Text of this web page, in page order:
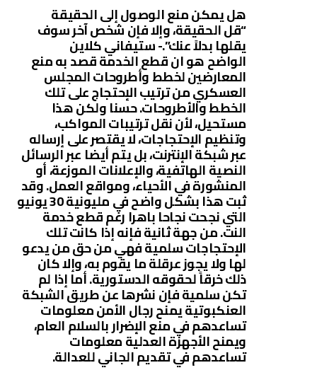
هل يمكن منع الوصول إلى الحقيقة
“قل الحقيقة، وإلا فإن شخص آخر سوف
يقلها بدلاً عنك”.- ستيفاني كلاين
الواضح هو ان قطع الخدمة قصد به منع
المعارضين لخطط وأطروحات المجلس
العسكري من ترتيب الإحتجاج على تلك
الخطط والأطروحات. حسنا ولكن هذا
مستحيل، لأن نقل ترتيبات المواكب،
وتنظيم الإحتجاجات، لا يقتصر على إرساله
عبر شبكة الإنترنت، بل يتم أيضا عبر الرسائل
النصية الهاتفية، والإعلانات الموزعة، أو
المنشورة في الأحياء، ومواقع العمل. وقد
ثبت هذا بشكل واضح في مليونية 30 يونيو
التي نجحت نجاحا باهرا رغم قطع خدمة
النت. من جهة ثانية فإنه إذا كانت تلك
الإحتجاجات سلمية فهي من حق من يدعو
لها ولا يجوز عرقلة ما يقوم به، وإلا كان
ذلك خرقاً لحقوقه الدستورية. أما إذا لم
تكن سلمية فإن نشرها عن طريق الشبكة
العنكبوتية يمنح رجال الأمن معلومات
تساعدهم في منع الإضرار بالسلام العام،
ويمنح الأجهزة العدلية معلومات
تساعدهم في تقديم الجاني للعدالة.